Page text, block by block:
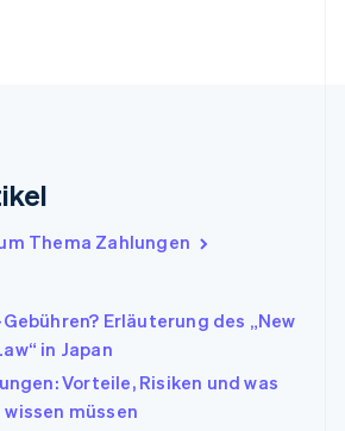
Thema Zahlungen
Erläuterung des „New
in Japan
Vorteile, Risiken und was
müssen